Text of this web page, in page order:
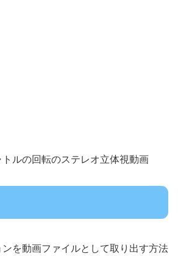
ルの回転のステレオ立体視動画
を動画ファイルとして取り出す方法